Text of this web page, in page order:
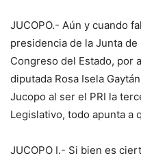
JUCOPO.- Aún y cuando
presidencia de la Junta
Congreso del Estado, por
diputada Rosa Isela
Jucopo al ser el PRI la
Legislativo, todo apunta a
JUCOPO I.- Si bien es